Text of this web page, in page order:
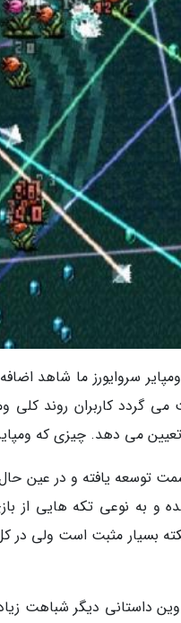
کاربران روند کلی
می دهد. چیزی که
توسعه یافته و در عین
و به نوعی تکه هایی از
بسیار مثبت است ولی در
داستانی دیگر شباهت